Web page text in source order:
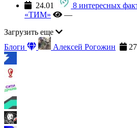
24.01
8 интересных
«ТИМ»
—
Загрузить еще
Блоги
Алексей Рогожин